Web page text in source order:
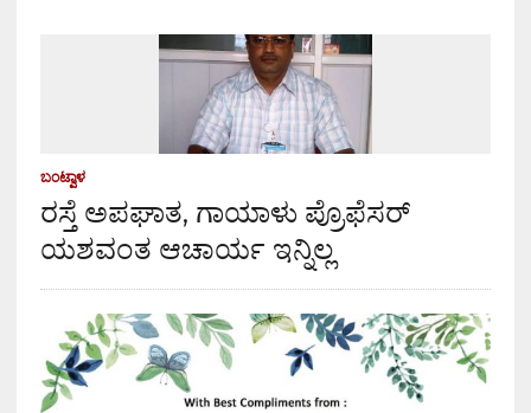
ಬಂಟ್ವಾಳ
ರಸ್ತೆ ಅಪಘಾತ, ಗಾಯಾಳು ಪ್ರೊಫೆಸರ್
ಯಶವಂತ ಆಚಾರ್ಯ ಇನ್ನಿಲ್ಲ